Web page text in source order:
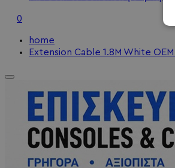
0
home
Extension Cable 1.8M White